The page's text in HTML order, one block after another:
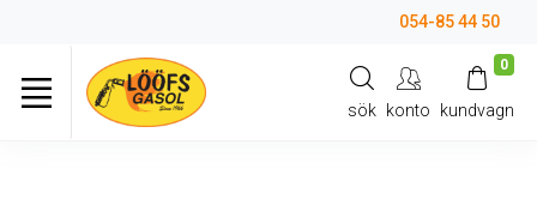
054-85 44 50
sök konto
0
kundvagn